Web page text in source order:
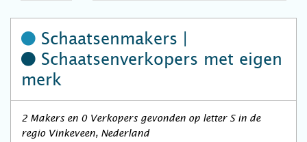
Schaatsenmakers |
Schaatsenverkopers met eigen
merk
2 Makers en 0 Verkopers gevonden op letter S in de
regio Vinkeveen, Nederland